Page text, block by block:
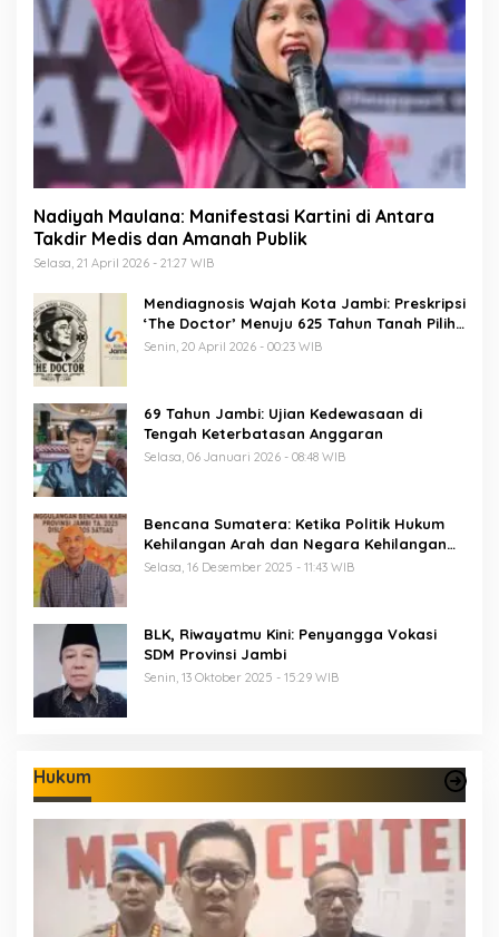
Nadiyah Maulana: Manifestasi Kartini di Antara
Takdir Medis dan Amanah Publik
Selasa, 21 April 2026 - 21:27 WIB
Mendiagnosis Wajah Kota Jambi: Preskripsi
‘The Doctor’ Menuju 625 Tahun Tanah Pilih
Pusako Batuah
Senin, 20 April 2026 - 00:23 WIB
69 Tahun Jambi: Ujian Kedewasaan di
Tengah Keterbatasan Anggaran
Selasa, 06 Januari 2026 - 08:48 WIB
Bencana Sumatera: Ketika Politik Hukum
Kehilangan Arah dan Negara Kehilangan
Keberanian
Selasa, 16 Desember 2025 - 11:43 WIB
BLK, Riwayatmu Kini: Penyangga Vokasi
SDM Provinsi Jambi
Senin, 13 Oktober 2025 - 15:29 WIB
Hukum